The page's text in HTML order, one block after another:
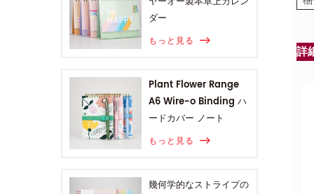
ダー
もっと見る
Plant Flower Range
A6 Wire-o Binding ハ
ードカバー ノート
もっと見る
幾何学的なストライプの
詳